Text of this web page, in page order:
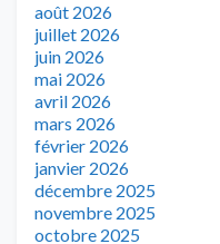
août 2026
juillet 2026
juin 2026
mai 2026
avril 2026
mars 2026
février 2026
janvier 2026
décembre 2025
novembre 2025
octobre 2025